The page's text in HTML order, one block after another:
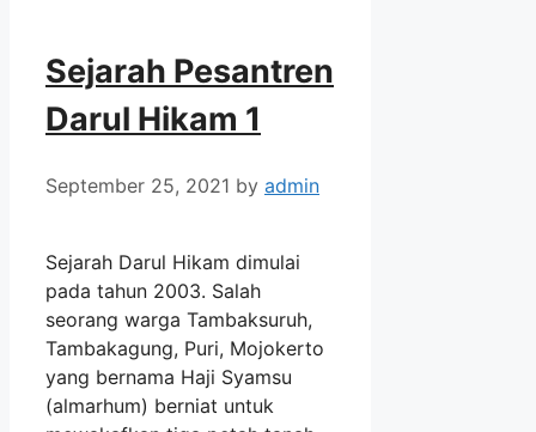
Sejarah Pesantren
Darul Hikam 1
September 25, 2021 by admin
Sejarah Darul Hikam dimulai
pada tahun 2003. Salah
seorang warga Tambaksuruh,
Tambakagung, Puri, Mojokerto
yang bernama Haji Syamsu
(almarhum) berniat untuk